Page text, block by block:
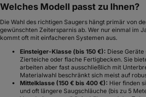
Welches Modell passt zu Ihnen?
Die Wahl des richtigen Saugers hängt primär von
gewünschten Zeitersparnis ab. Wer nur einmal im
kommt oft mit einfacheren Systemen aus.
Einsteiger-Klasse (bis 150 €): Diese
Zierteiche oder flache Fertigbecken. Sie
arbeiten aber fast ausschließlich mit
Materialwahl beschränkt sich meist auf
Mittelklasse (150 € bis 400 €): Hier finden
und oft längere Saugschläuche (bis zu 5